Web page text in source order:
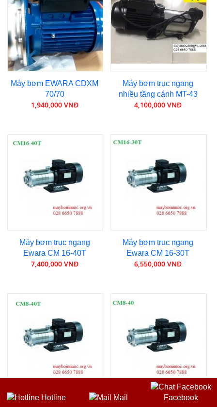
Hotline Mail Facebook
Máy bơm EWARA CDXM
70/70
1,940,000 VNĐ
Máy bơm trục ngang
nhiều tầng cánh MT-43
4,100,000 VNĐ
Máy bơm trục ngang
Ewara CM 16-40T
7,400,000 VNĐ
Máy bơm truc ngang
Ewara CM 16-30T
6,550,000 VNĐ
Máy bơm trục ngang Máy bơm trục ngang